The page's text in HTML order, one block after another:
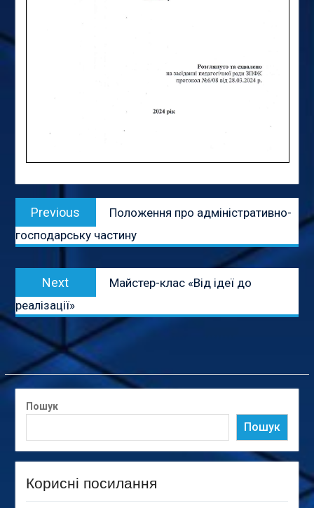
Навігація
записів
Previous
post:
Положення про адміністративно-
господарську частину
Next
post:
Майстер-клас «Від ідеї до
реалізації»
Пошук
Пошук
Корисні посилання